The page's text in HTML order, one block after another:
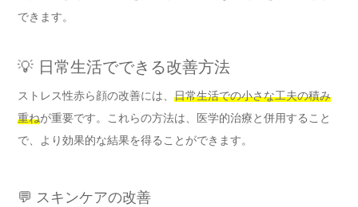
できます。
💡 日常生活でできる改善方法
ストレス性赤ら顔の改善には、 日常生活での小さな工夫の積み
重ねが重要です。これらの方法は、医学的治療と併用すること
で、より効果的な結果を得ることができます。
💬 スキンケアの改善